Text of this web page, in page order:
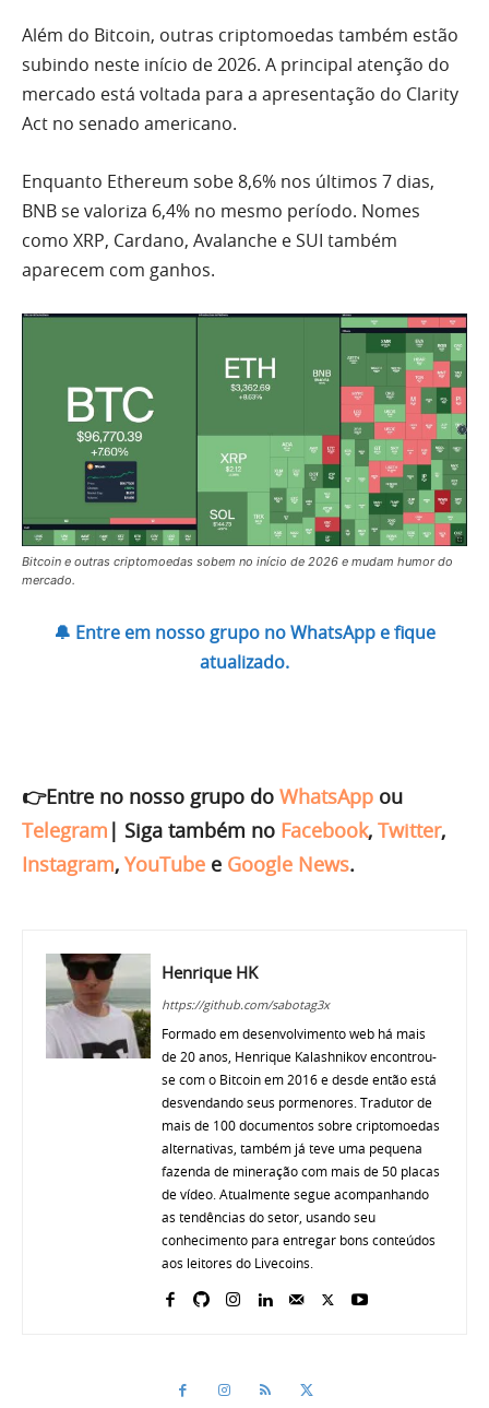
Além do Bitcoin, outras criptomoedas também estão
subindo neste início de 2026. A principal atenção do
mercado está voltada para a apresentação do Clarity
Act no senado americano.
Enquanto Ethereum sobe 8,6% nos últimos 7 dias,
BNB se valoriza 6,4% no mesmo período. Nomes
como XRP, Cardano, Avalanche e SUI também
aparecem com ganhos.
Bitcoin e outras criptomoedas sobem no início de 2026 e mudam humor do
mercado.
🔔 Entre em nosso grupo no WhatsApp e fique
atualizado.
👉Entre no nosso grupo do WhatsApp ou
Telegram | Siga também no Facebook, Twitter,
Instagram, YouTube e Google News.
Henrique HK
https://github.com/sabotag3x
Formado em desenvolvimento web há mais
de 20 anos, Henrique Kalashnikov encontrou-
se com o Bitcoin em 2016 e desde então está
desvendando seus pormenores. Tradutor de
mais de 100 documentos sobre criptomoedas
alternativas, também já teve uma pequena
fazenda de mineração com mais de 50 placas
de vídeo. Atualmente segue acompanhando
as tendências do setor, usando seu
conhecimento para entregar bons conteúdos
aos leitores do Livecoins.